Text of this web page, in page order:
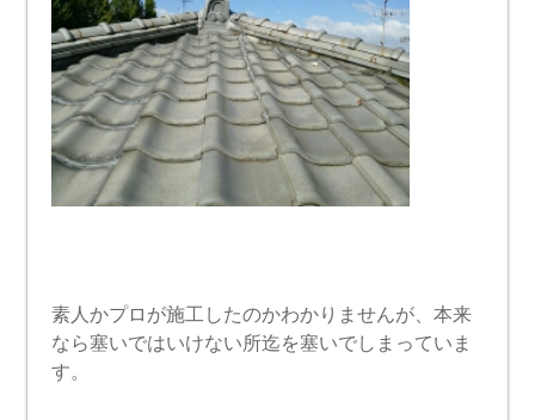
素人かプロが施工したのかわかりませんが、本来
なら塞いではいけない所迄を塞いでしまっていま
す。